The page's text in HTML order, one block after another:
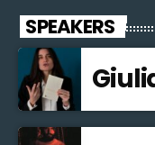
SPEAKERS